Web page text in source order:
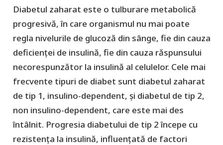
Diabetul zaharat este o tulburare metabolică
progresivă, în care organismul nu mai poate
regla nivelurile de glucoză din sânge, fie din cauza
deficienței de insulină, fie din cauza răspunsului
necorespunzător la insulină al celulelor. Cele mai
frecvente tipuri de diabet sunt diabetul zaharat
de tip 1, insulino-dependent, și diabetul de tip 2,
non insulino-dependent, care este mai des
întâlnit. Progresia diabetului de tip 2 începe cu
rezistența la insulină, influențată de factori